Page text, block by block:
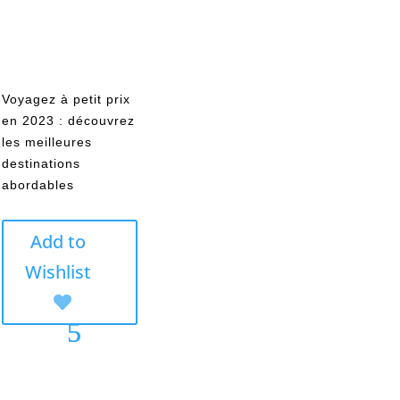
Voyagez à petit prix
en 2023 : découvrez
les meilleures
destinations
abordables
Add to
Wishlist